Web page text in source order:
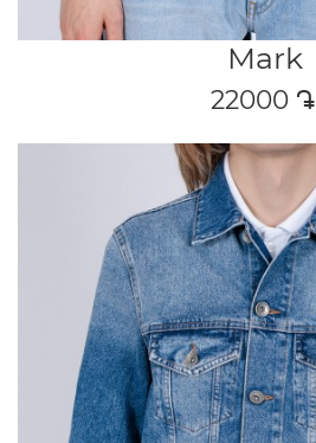
Mark
22000 դր․